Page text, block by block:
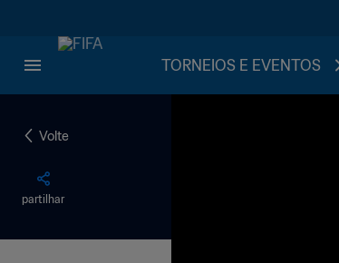
TORNEIOS E EVENTOS
Volte
partilhar